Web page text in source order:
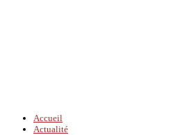
Accueil
Actualité